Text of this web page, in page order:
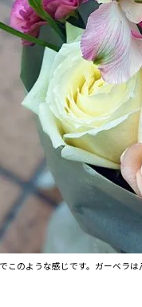
このような感じです。ガーベラ